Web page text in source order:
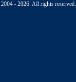
- 2026. All rights reserved.